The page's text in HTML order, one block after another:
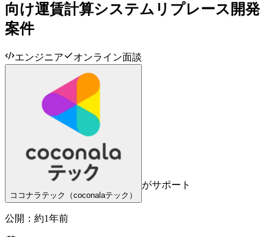
向け運賃計算システムリプレース開発
案件
エンジニア オンライン面談
ココナラテック（coconalaテック）
がサポート
公開： 約1年前